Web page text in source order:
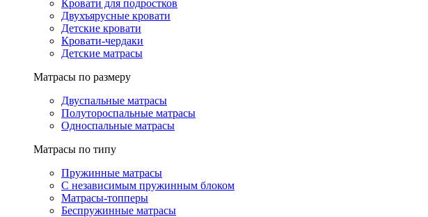
Кровати для подростков
Двухъярусные кровати
Детские кровати
Кровати-чердаки
Детские матрасы
Матрасы по размеру
Двуспальные матрасы
Полутороспальные матрасы
Односпальные матрасы
Матрасы по типу
Пружинные матрасы
С независимым пружинным блоком
Матрасы-топперы
Беспружинные матрасы